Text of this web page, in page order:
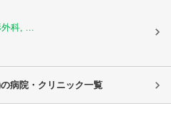
科, ...
病院・クリニック一覧